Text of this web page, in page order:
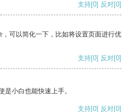
支持[0] 反对[0]
可以简化一下，比如将设置页面进行优
支持[0] 反对[0]
是小白也能快速上手。
支持[0] 反对[0]